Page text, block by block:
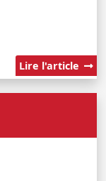
Lire l'article